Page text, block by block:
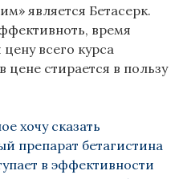
является Бетасерк.
время
всего курса
цене стирается в пользу
хочу сказать
препарат бетагистина
в эффективности